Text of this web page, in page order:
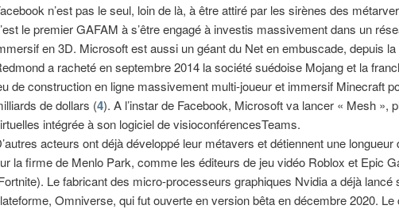
n’est pas le seul, loin de là, à être attiré par les sirènes des
le premier GAFAM à s’être engagé à investis massivement dans un
en 3D. Microsoft est aussi un géant du Net en embuscade, depuis
a racheté en septembre 2014 la société suédoise Mojang et la
de construction en ligne massivement multi-joueur et immersif Minecraft
de dollars (4). A l’instar de Facebook, Microsoft va lancer « Mesh »,
intégrée à son logiciel de visioconférencesTeams.
acteurs ont déjà développé leur métavers et détiennent une longueur
la firme de Menlo Park, comme les éditeurs de jeu vidéo Roblox et Epic
Le fabricant des micro-processeurs graphiques Nvidia a déjà lancé
Omniverse, qui fut ouverte en version bêta en décembre 2020. Le